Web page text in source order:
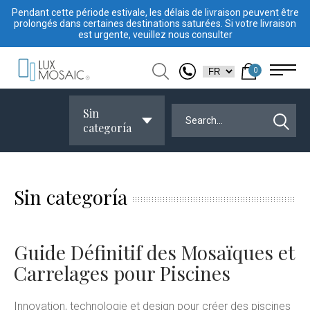
Pendant cette période estivale, les délais de livraison peuvent être
prolongés dans certaines destinations saturées. Si votre livraison
est urgente, veuillez nous consulter
0
Sin
categoría
Sin categoría
Guide Définitif des Mosaïques et
Carrelages pour Piscines
Innovation, technologie et design pour créer des piscines